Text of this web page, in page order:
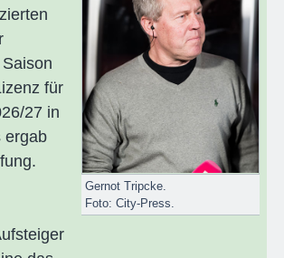
Gernot Tripcke.
Foto: City-Press.
für
27 in
ergab